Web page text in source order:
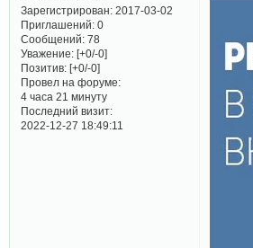
Зарегистрирован: 2017-03-02
Приглашений:0
Сообщений:78
Уважение: [+0/-0]
Позитив: [+0/-0]
Провел на форуме:
4 часа 21 минуту
Последний визит:
2022-12-27 18:49:11